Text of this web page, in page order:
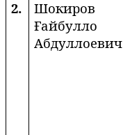
2.
Шокиров
Ғайбулло
Абдуллоевич